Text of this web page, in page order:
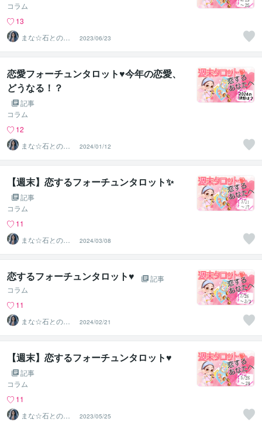
コラム
13
まな☆石との絆
を整える占い師
＆セラピスト
2023/06/23
恋愛フォーチュンタロット♥今年の恋愛、
どうなる！？
記事
コラム
12
まな☆石との絆
を整える占い師
＆セラピスト
2024/01/12
【週末】恋するフォーチュンタロット✨
記事
コラム
11
まな☆石との絆
を整える占い師
＆セラピスト
2024/03/08
恋するフォーチュンタロット♥
記事
コラム
11
まな☆石との絆
を整える占い師
＆セラピスト
2024/02/21
【週末】恋するフォーチュンタロット♥
記事
コラム
11
まな☆石との絆
を整える占い師
2023/05/25